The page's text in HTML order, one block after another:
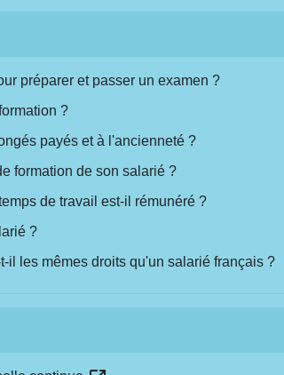
préparer et passer un examen ?
?
payés et à l'ancienneté ?
formation de son salarié ?
de travail est-il rémunéré ?
?
il les mêmes droits qu'un salarié français ?